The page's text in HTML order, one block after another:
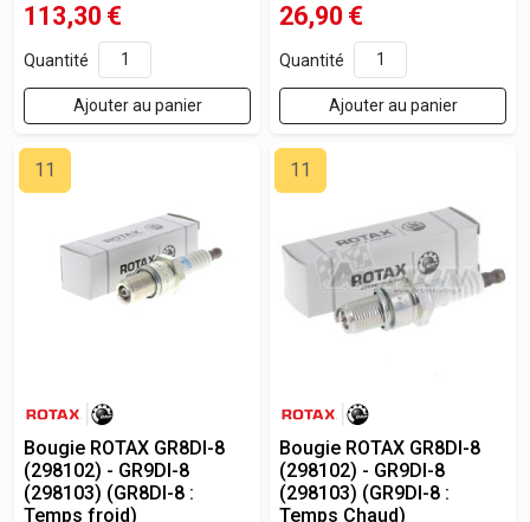
113,30 €
Quantité
Ajouter au panier
26,90 €
Quantité
Ajouter au panier
11
Bougie ROTAX GR8DI-8
(298102) - GR9DI-8
(298103) (GR8DI-8 :
Temps froid)
11
Bougie ROTAX GR8DI-8
(298102) - GR9DI-8
(298103) (GR9DI-8 :
Temps Chaud)